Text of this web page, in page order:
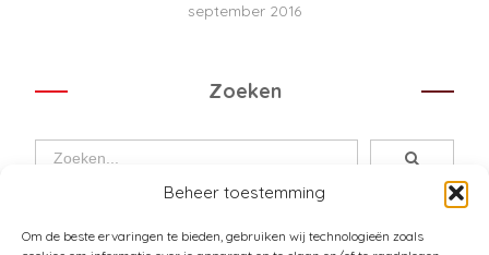
Beheer toestemming
Om de beste ervaringen te bieden, gebruiken wij technologieën zoals
september 2016
Zoeken